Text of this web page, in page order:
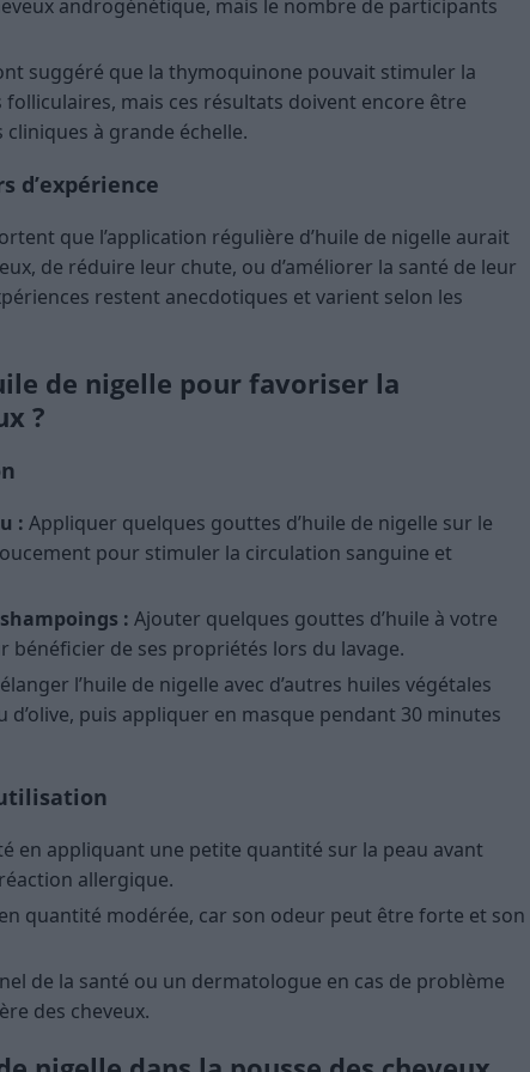
androgénétique, mais le nombre de participants
suggéré que la thymoquinone pouvait stimuler la
mais ces résultats doivent encore être
à grande échelle.
d’expérience
que l’application régulière d’huile de nigelle aurait
de réduire leur chute, ou d’améliorer la santé de leur
restent anecdotiques et varient selon les
de nigelle pour favoriser la
?
: Appliquer quelques gouttes d’huile de nigelle sur le
pour stimuler la circulation sanguine et
: Ajouter quelques gouttes d’huile à votre
bénéficier de ses propriétés lors du lavage.
l’huile de nigelle avec d’autres huiles végétales
d’olive, puis appliquer en masque pendant 30 minutes
en appliquant une petite quantité sur la peau avant
allergique.
quantité modérée, car son odeur peut être forte et son
de la santé ou un dermatologue en cas de problème
des cheveux.